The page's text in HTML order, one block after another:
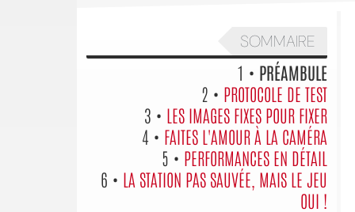
SOMMAIRE
1 • PRÉAMBULE
2 • PROTOCOLE DE TEST
3 • LES IMAGES FIXES POUR FIXER
4 • FAITES L'AMOUR À LA CAMÉRA
5 • PERFORMANCES EN DÉTAIL
6 • LA STATION PAS SAUVÉE, MAIS LE JEU
OUI !